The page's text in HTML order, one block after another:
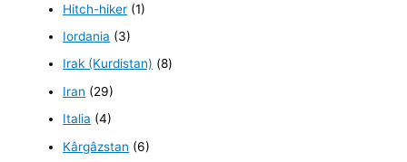
Hitch-hiker (1)
Iordania (3)
Irak (Kurdistan) (8)
Iran (29)
Italia (4)
Kârgâzstan (6)